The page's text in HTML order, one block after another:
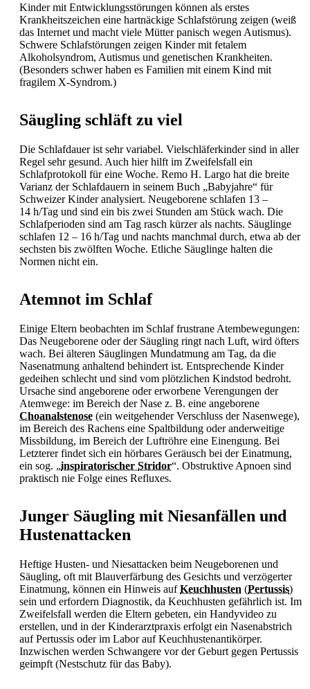
Kinder mit Entwicklungsstörungen können als erstes
Krankheitszeichen eine hartnäckige Schlafstörung zeigen (weiß
das Internet und macht viele Mütter panisch wegen Autismus).
Schwere Schlafstörungen zeigen Kinder mit fetalem
Alkoholsyndrom, Autismus und genetischen Krankheiten.
(Besonders schwer haben es Familien mit einem Kind mit
fragilem X-Syndrom.)
Säugling schläft zu viel
Die Schlafdauer ist sehr variabel. Vielschläferkinder sind in aller
Regel sehr gesund. Auch hier hilft im Zweifelsfall ein
Schlafprotokoll für eine Woche. Remo H. Largo hat die breite
Varianz der Schlafdauern in seinem Buch „Babyjahre“ für
Schweizer Kinder analysiert. Neugeborene schlafen 13 –
14 h/Tag und sind ein bis zwei Stunden am Stück wach. Die
Schlafperioden sind am Tag rasch kürzer als nachts. Säuglinge
schlafen 12 – 16 h/Tag und nachts manchmal durch, etwa ab der
sechsten bis zwölften Woche. Etliche Säuglinge halten die
Normen nicht ein.
Atemnot im Schlaf
Einige Eltern beobachten im Schlaf frustrane Atembewegungen:
Das Neugeborene oder der Säugling ringt nach Luft, wird öfters
wach. Bei älteren Säuglingen Mundatmung am Tag, da die
Nasenatmung anhaltend behindert ist. Entsprechende Kinder
gedeihen schlecht und sind vom plötzlichen Kindstod bedroht.
Ursache sind angeborene oder erworbene Verengungen der
Atemwege: im Bereich der Nase z. B. eine angeborene
Choanalstenose (ein weitgehender Verschluss der Nasenwege),
im Bereich des Rachens eine Spaltbildung oder anderweitige
Missbildung, im Bereich der Luftröhre eine Einengung. Bei
Letzterer findet sich ein hörbares Geräusch bei der Einatmung,
ein sog. „inspiratorischer Stridor“. Obstruktive Apnoen sind
praktisch nie Folge eines Refluxes.
Junger Säugling mit Niesanfällen und
Hustenattacken
Heftige Husten- und Niesattacken beim Neugeborenen und
Säugling, oft mit Blauverfärbung des Gesichts und verzögerter
Einatmung, können ein Hinweis aufKeuchhusten (Pertussis)
sein und erfordern Diagnostik, da Keuchhusten gefährlich ist. Im
Zweifelsfall werden die Eltern gebeten, ein Handyvideo zu
erstellen, und in der Kinderarztpraxis erfolgt ein Nasenabstrich
aufPertussis oder im Labor auf Keuchhustenantikörper.
Inzwischen werden Schwangere vor der Geburt gegen Pertussis
geimpft (Nestschutz für das Baby).